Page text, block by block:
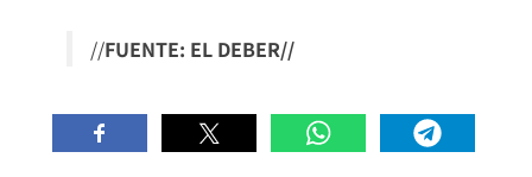
//FUENTE: EL DEBER//